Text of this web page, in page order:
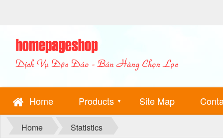
Home Products ▼ Site Map
Home Statistics